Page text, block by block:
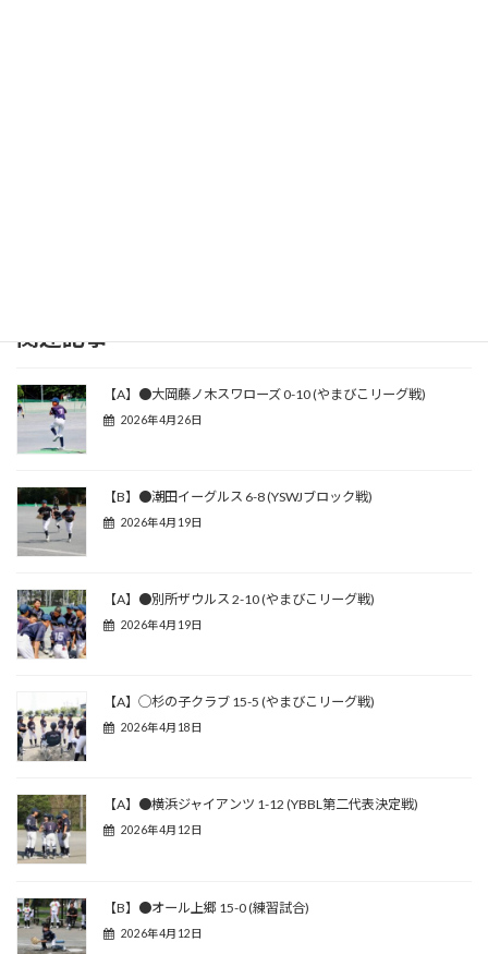
関連記事
【A】●大岡藤ノ木スワローズ 0-10 (やまびこリーグ戦)
2026年4月26日
【B】●潮田イーグルス 6-8 (YSWJブロック戦)
2026年4月19日
【A】●別所ザウルス 2-10 (やまびこリーグ戦)
2026年4月19日
【A】◯杉の子クラブ 15-5 (やまびこリーグ戦)
2026年4月18日
【A】●横浜ジャイアンツ 1-12 (YBBL第二代表決定戦)
2026年4月12日
【B】●オール上郷 15-0 (練習試合)
2026年4月12日